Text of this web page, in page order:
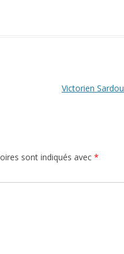
Victorien Sardou
sont indiqués avec *